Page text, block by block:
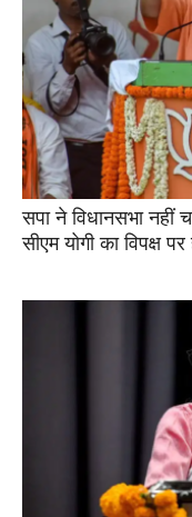
सपा ने विधानसभा नहीं
सीएम योगी का विपक्ष